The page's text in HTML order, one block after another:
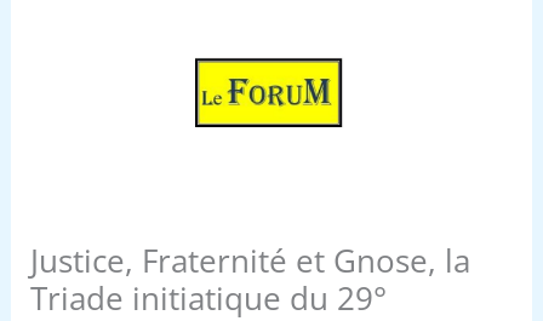
Justice, Fraternité et Gnose, la
Triade initiatique du 29°